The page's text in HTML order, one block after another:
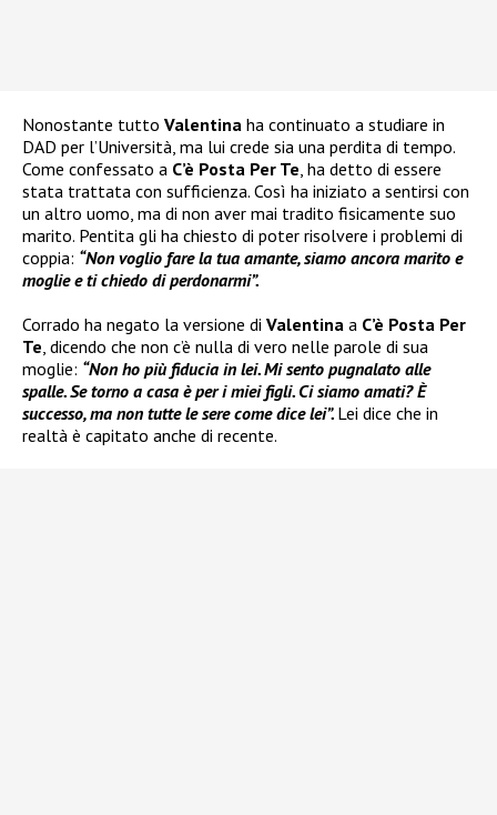
Nonostante tutto Valentina ha continuato a studiare in
DAD per l’Università, ma lui crede sia una perdita di tempo.
Come confessato a C’è Posta Per Te, ha detto di essere
stata trattata con sufficienza. Così ha iniziato a sentirsi con
un altro uomo, ma di non aver mai tradito fisicamente suo
marito. Pentita gli ha chiesto di poter risolvere i problemi di
coppia: “Non voglio fare la tua amante, siamo ancora marito e
moglie e ti chiedo di perdonarmi”.
Corrado ha negato la versione di Valentina a C’è Posta Per
Te, dicendo che non c’è nulla di vero nelle parole di sua
moglie: “Non ho più fiducia in lei. Mi sento pugnalato alle
spalle. Se torno a casa è per i miei figli. Ci siamo amati? È
successo, ma non tutte le sere come dice lei”. Lei dice che in
realtà è capitato anche di recente.